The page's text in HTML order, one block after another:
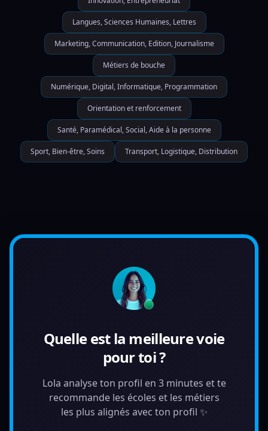
Langues, Sciences Humaines, Lettres
Marketing, Communication, Edition, Journalisme
Métiers de bouche
Numérique, Digital, Informatique, Programmation
Orientation et renforcement
Santé, Paramédical, Social, Aide à la personne
Sport, Bien-être, Soins Transport, Logistique, Distribution
Quelle est la meilleure voie
pour toi ?
Lola analyse ton profil en 3 minutes et te
recommande les écoles et les métiers
les plus alignés avec ton profil ✨